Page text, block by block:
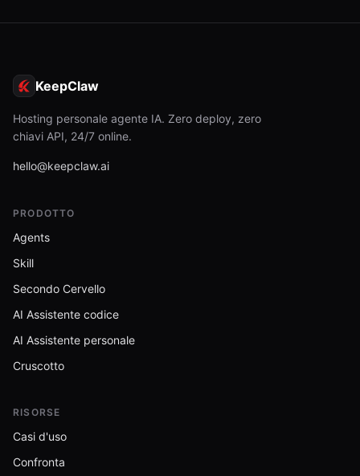
KeepClaw
Hosting personale agente IA. Zero deploy, zero
chiavi API, 24/7 online.
hello@keepclaw.ai
PRODOTTO
Agents
Skill
Secondo Cervello
AI Assistente codice
AI Assistente personale
Cruscotto
RISORSE
Casi d'uso
Confronta